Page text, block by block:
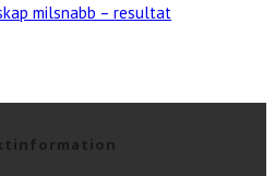
milsnabb – resultat